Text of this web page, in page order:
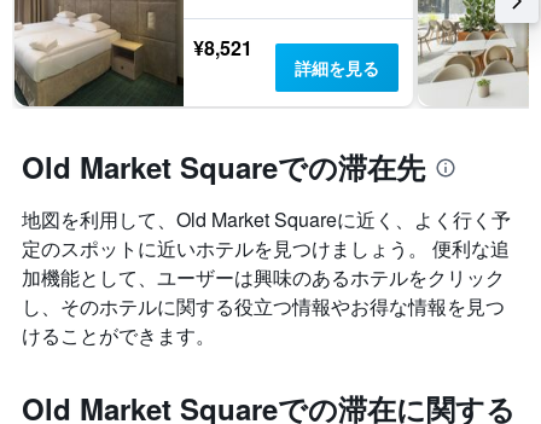
¥8,521
詳細を見る
Old Market Squareでの滞在先
地図を利用して、Old Market Squareに近く、よく行く予
定のスポットに近いホテルを見つけましょう。 便利な追
加機能として、ユーザーは興味のあるホテルをクリック
し、そのホテルに関する役立つ情報やお得な情報を見つ
けることができます。
Old Market Squareでの滞在に関する